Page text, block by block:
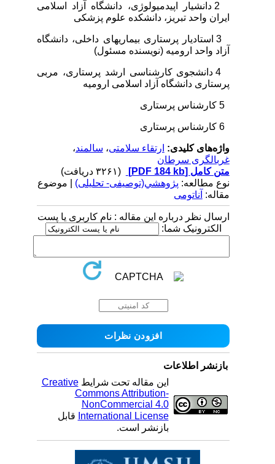
2 دانشیار اپیدمیولوژی، دانشگاه آزاد اسلامی
ایران واحد تبریز، دانشکده علوم پزشکی
3 استادیار پرستاری بیماری­های داخلی، دانشگاه
آزاد واحد ارومیه (نویسنده مسئول)
4 دانشجوی کارشناسی ارشد پرستاری، مربی
پرستاری دانشگاه آزاد اسلامی ارومیه
واژه‌های کلیدی:ارتقاء سلامتی،سالمند،
غربالگری سرطان
متن کامل[PDF 184 kb]
نوع مطالعه:پژوهشي(توصیفی- تحلیلی) | موضوع
مقاله:آناتومی
ارسال نظر درباره این مقاله : نام کاربری یا پست
الکترونیک شما:
بازنشر اطلاعات
این مقاله تحت شرایطCreative
Commons Attribution-
NonCommercial 4.0
International Licenseقابل
بازنشر است.